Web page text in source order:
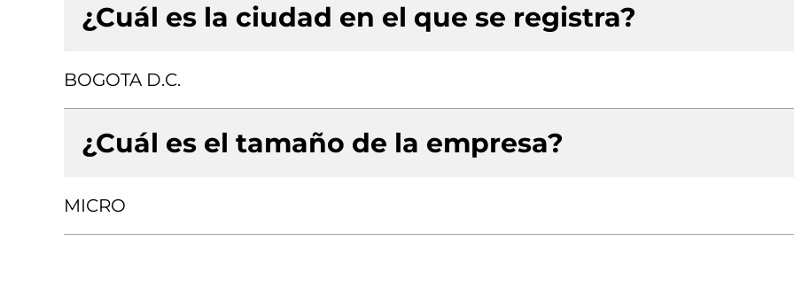
¿Cuál es la ciudad en el que se registra?
BOGOTA D.C.
¿Cuál es el tamaño de la empresa?
MICRO